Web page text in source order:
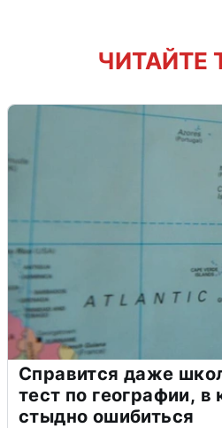
ЧИТАЙТЕ
Справится даже
тест по географии, в
стыдно ошибиться